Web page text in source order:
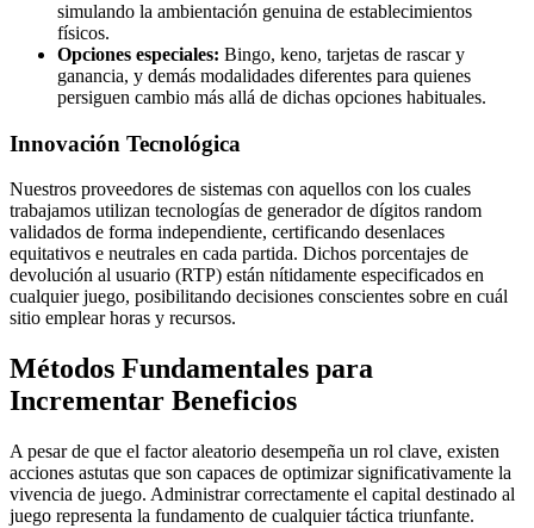
simulando la ambientación genuina de establecimientos
físicos.
Opciones especiales: Bingo, keno, tarjetas de rascar y
ganancia, y demás modalidades diferentes para quienes
persiguen cambio más allá de dichas opciones habituales.
Innovación Tecnológica
Nuestros proveedores de sistemas con aquellos con los cuales
trabajamos utilizan tecnologías de generador de dígitos random
validados de forma independiente, certificando desenlaces
equitativos e neutrales en cada partida. Dichos porcentajes de
devolución al usuario (RTP) están nítidamente especificados en
cualquier juego, posibilitando decisiones conscientes sobre en cuál
sitio emplear horas y recursos.
Métodos Fundamentales para
Incrementar Beneficios
A pesar de que el factor aleatorio desempeña un rol clave, existen
acciones astutas que son capaces de optimizar significativamente la
vivencia de juego. Administrar correctamente el capital destinado al
juego representa la fundamento de cualquier táctica triunfante.